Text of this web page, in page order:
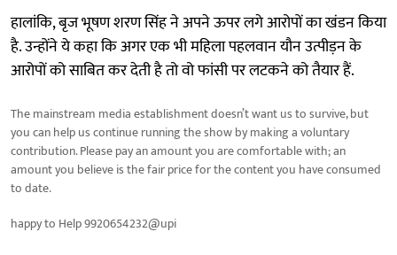
हालांकि, बृज भूषण शरण सिंह ने अपने ऊपर लगे आरोपों का खंडन किया
है. उन्होंने ये कहा कि अगर एक भी महिला पहलवान यौन उत्पीड़न के
आरोपों को साबित कर देती है तो वो फांसी पर लटकने को तैयार हैं.
The mainstream media establishment doesn’t want us to survive, but
you can help us continue running the show by making a voluntary
contribution. Please pay an amount you are comfortable with; an
amount you believe is the fair price for the content you have consumed
to date.
happy to Help 9920654232@upi